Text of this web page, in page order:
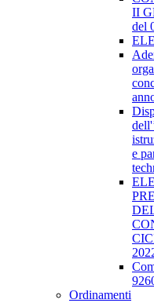
II
del
e
Ordinamenti